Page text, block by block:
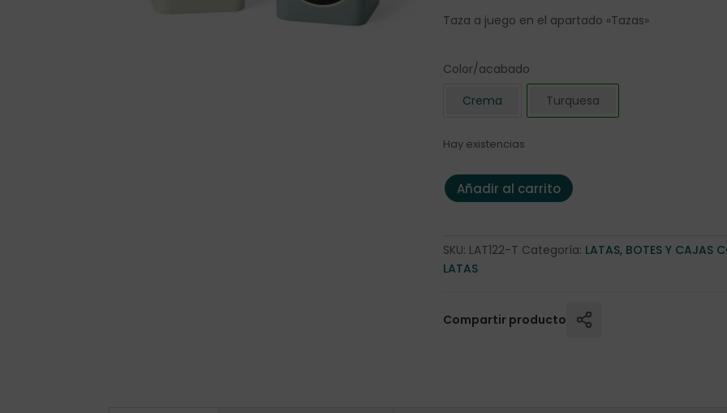
Taza a juego en el apartado «Tazas»
Color/acabado
Crema
Turquesa
Hay existencias
Lata "Santa Cruz" 100 gr. Turquesa cantidad
Añadir al carrito
SKU: LAT122-T Categoría: LATAS, BOTES Y CAJAS
LATAS
Compartir producto